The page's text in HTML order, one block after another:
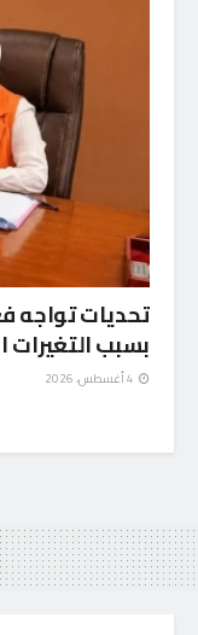
تحديات تواجه
بسبب التغيرات